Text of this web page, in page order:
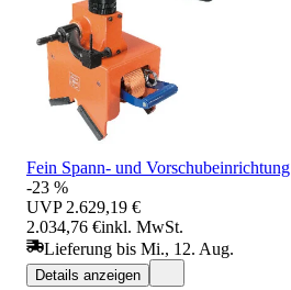
Fein Spann- und Vorschubeinrichtung
-23 %
UVP 2.629,19 €
2.034,76 €inkl. MwSt.
Lieferung bis Mi., 12. Aug.
Details anzeigen